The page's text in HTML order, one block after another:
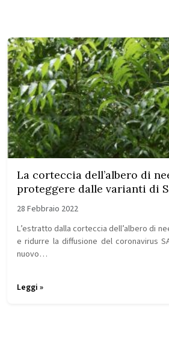
La corteccia dell’albero di
proteggere dalle varianti di
28 Febbraio 2022
L’estratto dalla corteccia dell’albero di
e ridurre la diffusione del coronavirus
nuovo…
Leggi »